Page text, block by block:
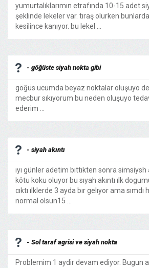
yumurtalıklarımın etrafında 10-15 adet
şeklinde lekeler var. tıraş olurken
kesilince kanıyor. bu lekel ...
- göğüste siyah nokta gibi
göğüs ucumda beyaz noktalar oluşuyo
mecbur sıkıyorum bu neden oluşuyo
ederim ...
- siyah akıntı
ıyı günler adetim bıttıkten sonra simsiysh
kötu koku oluyor bu sıyah akıntı ılk
cıktı ılklerde 3 ayda bır gelıyor ama
normal olsun15 ...
- Sol taraf agrisi ve siyah nokta
Problemim 1 aydir devam ediyor. Bugun